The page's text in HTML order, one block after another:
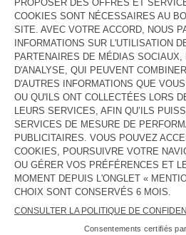
Lundi
10:00 - 21:00
Mardi
10:00 - 21:00
Mercredi
10:00 - 21:00
Jeudi
10:00 - 21:00
Vendredi
09:30 - 21:30
Samedi
09:30 - 21:30
Dimanche
09:30 - 21:30
Tél. :null
E-mail :contact@americanvintage-store.com